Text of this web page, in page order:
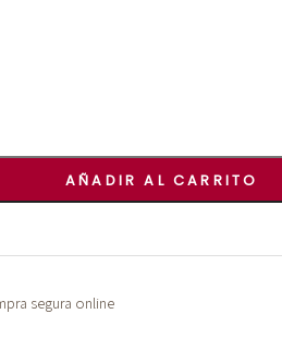
AÑADIR AL CARRITO
segura online